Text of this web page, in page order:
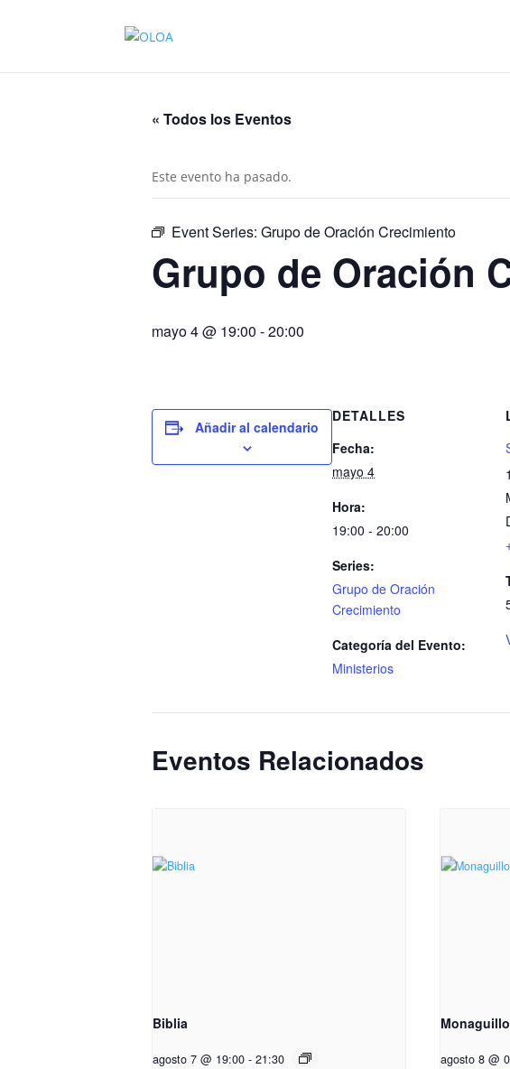
« Todos los Eventos
Este evento ha pasado.
Event Series: Grupo de Oración Crecimiento
Grupo de Oración
mayo 4 @ 19:00 -20:00
Añadir al calendario
DETALLES
Fecha:
mayo 4
Hora:
19:00 - 20:00
Series:
Grupo de Oración
Crecimiento
Categoría del Evento:
Ministerios
Eventos Relacionados
Biblia
agosto 7 @ 19:00 - 21:30 agosto 8 @